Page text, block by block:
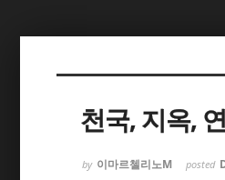
천국, 지옥,
by 이마르첼리노M posted
Sketchbook5,
Sketchbook5,